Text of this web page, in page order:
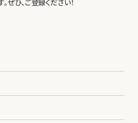
ぜひ、ご登録ください！